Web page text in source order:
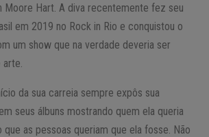
Moore Hart. A diva recentemente fez seu
em 2019 no Rock in Rio e conquistou o
um show que na verdade deveria ser
da sua carreia sempre expôs sua
seus álbuns mostrando quem ela queria
que as pessoas queriam que ela fosse. Não